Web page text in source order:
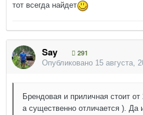
тот всегда найдет
Say
291
Опубликовано 15 августа,
Брендовая и приличная стоит
а существенно отличается ). Да